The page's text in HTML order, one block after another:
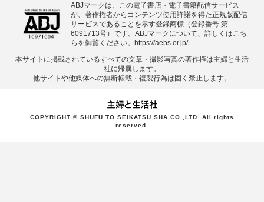
ABJマークは、この電子書店・電子書籍配信サービス
が、著作権者からコンテンツ使用許諾を得た正規版配信
サービスであることを示す登録商標（登録番号 第
6091713号）です。ABJマークについて、詳しくはこち
らを御覧ください。 https://aebs.or.jp/
本サイトに掲載されているすべての⽂章・撮影写真の著作権は主婦と⽣活
社に帰属します。
他サイトや他媒体への無断転載・複製⾏為は固く禁⽌します。
COPYRIGHT © SHUFU TO SEIKATSU SHA CO.,LTD. All rights
reserved.